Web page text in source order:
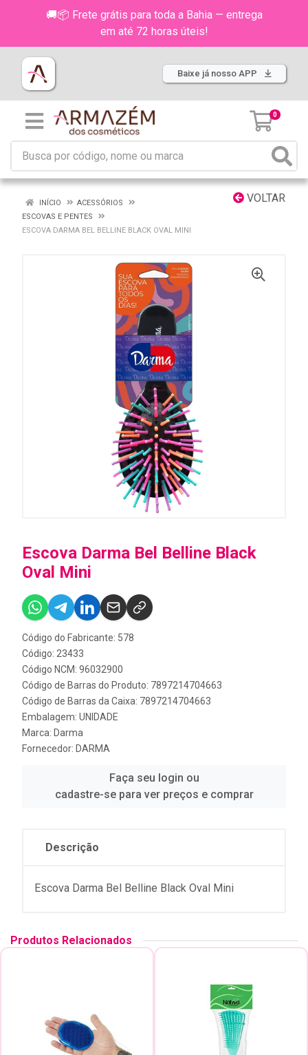
🚚📦 Frete grátis para toda a Bahia — entrega
em até 72 horas úteis!
Baixe já nosso APP
0
VOLTAR
INÍCIO
ACESSÓRIOS
ESCOVAS E PENTES
ESCOVA DARMA BEL BELLINE BLACK OVAL MINI
Escova Darma Bel Belline Black
Oval Mini
Código do Fabricante: 578
Código: 23433
Código NCM: 96032900
Código de Barras do Produto: 7897214704663
Código de Barras da Caixa: 7897214704663
Embalagem: UNIDADE
Marca: Darma
Fornecedor: DARMA
Faça seu login ou
cadastre-se para ver preços e comprar
Descrição
Escova Darma Bel Belline Black Oval Mini
Produtos Relacionados